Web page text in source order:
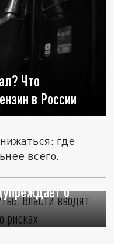
Что
в России
где
всего.
Власти
о